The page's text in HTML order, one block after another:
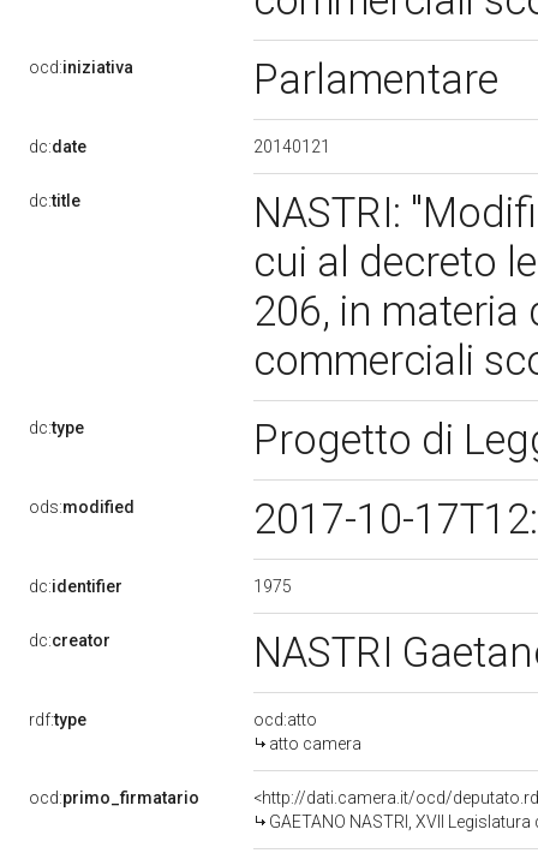
ocd:iniziativa Parlamentare
dc:date 20140121
dc:title
NASTRI:
cui al decreto
206, in materia
commerciali
dc:type Progetto di
ods:modified 2017-10-
dc:identifier 1975
dc:creator NASTRI
rdf:type
ocd:atto
atto camera
ocd:primo_firmatario
<http://dati.camera.it/ocd/
GAETANO NASTRI, XVII